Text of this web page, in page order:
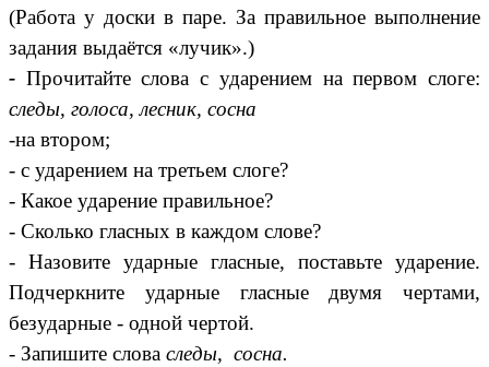
(Работа у доски в паре. За правильное выполнение
задания выдаётся «лучик».)
- Прочитайте слова с ударением на первом слоге:
следы, голоса, лесник, сосна
-на втором;
- с ударением на третьем слоге?
- Какое ударение правильное?
- Сколько гласных в каждом слове?
- Назовите ударные гласные, поставьте ударение.
Подчеркните ударные гласные двумя чертами,
безударные - одной чертой.
- Запишите слова следы, сосна.